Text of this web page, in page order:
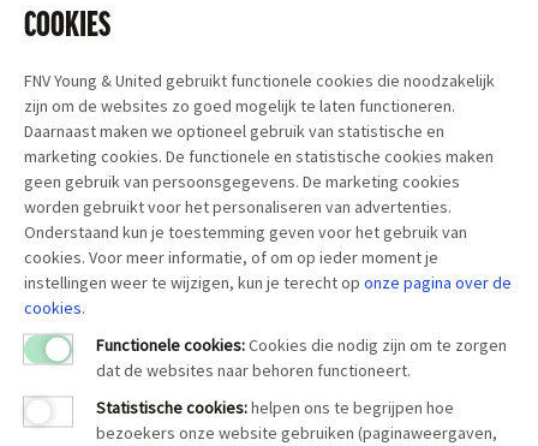
COOKIES
FNV Young & United gebruikt functionele cookies die noodzakelijk
zijn om de websites zo goed mogelijk te laten functioneren.
Daarnaast maken we optioneel gebruik van statistische en
marketing cookies. De functionele en statistische cookies maken
geen gebruik van persoonsgegevens. De marketing cookies
worden gebruikt voor het personaliseren van advertenties.
Onderstaand kun je toestemming geven voor het gebruik van
cookies. Voor meer informatie, of om op ieder moment je
instellingen weer te wijzigen, kun je terecht op onze pagina overde
cookies.
Functionele cookies:Cookies die nodig zijn om te zorgen
dat de websites naar behoren functioneert.
Statistische cookies:helpen ons te begrijpen hoe
bezoekers onze website gebruiken (paginaweergaven,